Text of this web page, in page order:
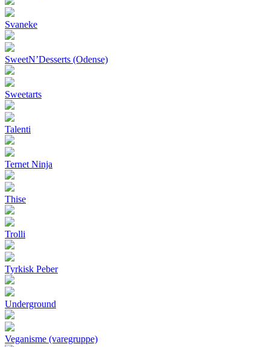
Svaneke
SweetN’Desserts (Odense)
Sweetarts
Talenti
Ternet Ninja
Thise
Trolli
Tyrkisk Peber
Underground
Veganisme (varegruppe)